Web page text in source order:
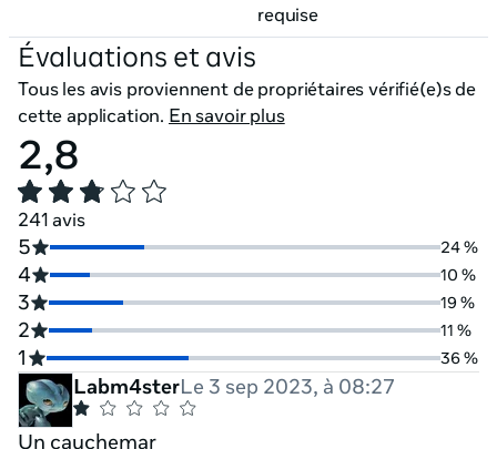
requise
Évaluations et avis
Tous les avis proviennent de propriétaires vérifié(e)s de
cette application. En savoir plus
2,8
241 avis
5 24 %
4 10 %
3 19 %
2 11 %
1 36 %
Labm4sterLe 3 sep 2023, à 08:27
Un cauchemar